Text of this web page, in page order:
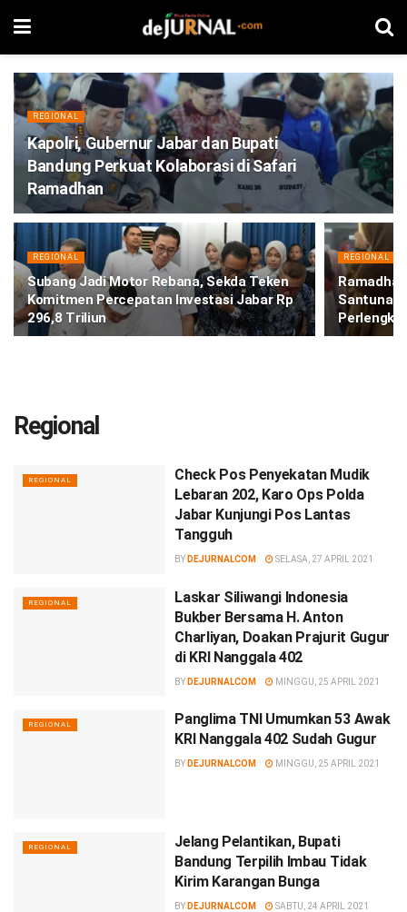
REGIONAL
Kapolri, Gubernur Jabar dan Bupati
Bandung Perkuat Kolaborasi di Safari
Ramadhan
REGIONAL
Subang Jadi Motor Rebana, Sekda Teken
Komitmen Percepatan Investasi Jabar Rp
296,8 Triliun
REGIONAL
Santunan
Regional
REGIONAL
Check Pos Penyekatan Mudik
Lebaran 202, Karo Ops Polda
Jabar Kunjungi Pos Lantas
Tangguh
BY DEJURNALCOM SELASA, 27 APRIL 2021
REGIONAL
Laskar Siliwangi Indonesia
Bukber Bersama H. Anton
Charliyan, Doakan Prajurit Gugur
di KRI Nanggala 402
BY DEJURNALCOM MINGGU, 25 APRIL 2021
REGIONAL
Panglima TNI Umumkan 53 Awak
KRI Nanggala 402 Sudah Gugur
BY DEJURNALCOM MINGGU, 25 APRIL 2021
REGIONAL
Jelang Pelantikan, Bupati
Bandung Terpilih Imbau Tidak
Kirim Karangan Bunga
BY DEJURNALCOM SABTU, 24 APRIL 2021